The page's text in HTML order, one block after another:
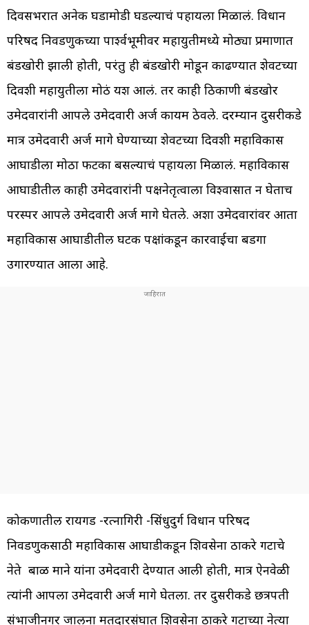
दिवसभरात अनेक घडामोडी घडल्याचं पहायला मिळालं. विधान
परिषद निवडणुकीच्या पार्श्वभूमीवर महायुतीमध्ये मोठ्या प्रमाणात
बंडखोरी झाली होती, परंतु ही बंडखोरी मोडून काढण्यात शेवटच्या
दिवशी महायुतीला मोठं यश आलं. तर काही ठिकाणी बंडखोर
उमेदवारांनी आपले उमेदवारी अर्ज कायम ठेवले. दरम्यान दुसरीकडे
मात्र उमेदवारी अर्ज मागे घेण्याच्या शेवटच्या दिवशी महाविकास
आघाडीला मोठा फटका बसल्याचं पहायला मिळालं. महाविकास
आघाडीतील काही उमेदवारांनी पक्षनेतृत्वाला विश्वासात न घेताच
परस्पर आपले उमेदवारी अर्ज मागे घेतले. अशा उमेदवारांवर आता
महाविकास आघाडीतील घटक पक्षांकडून कारवाईचा बडगा
उगारण्यात आला आहे.
कोकणातील रायगड -रत्नागिरी -सिंधुदुर्ग विधान परिषद
निवडणुकीसाठी महाविकास आघाडीकडून शिवसेना ठाकरे गटाचे
नेते बाळ माने यांना उमेदवारी देण्यात आली होती, मात्र ऐनवेळी
त्यांनी आपला उमेदवारी अर्ज मागे घेतला. तर दुसरीकडे छत्रपती
संभाजीनगर जालना मतदारसंघात शिवसेना ठाकरे गटाच्या नेत्या